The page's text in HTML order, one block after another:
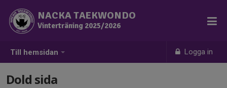
Till hemsidan Logga in
NACKA TAEKWONDO
Vinterträning 2025/2026
Dold sida